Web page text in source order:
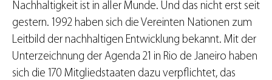
Nachhaltigkeit ist in aller Munde. Und das nicht erst seit
gestern. 1992 haben sich die Vereinten Nationen zum
Leitbild der nachhaltigen Entwicklung bekannt. Mit der
Unterzeichnung der Agenda 21 in Rio de Janeiro haben
sich die 170 Mitgliedstaaten dazu verpflichtet, das